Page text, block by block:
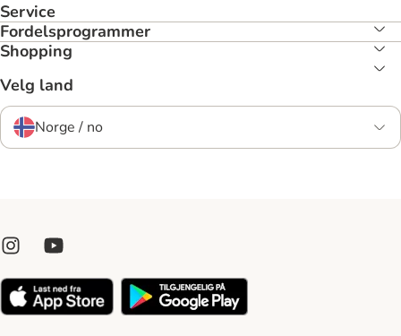
Service
Fordelsprogrammer
Shopping
Velg land
Norge / no